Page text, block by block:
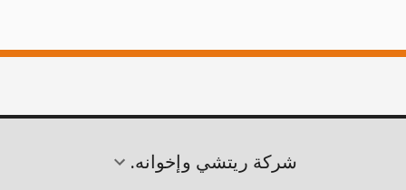
شركة ريتشي وإخوانه.